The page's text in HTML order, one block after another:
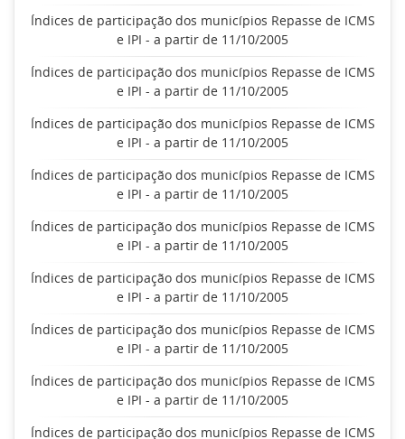
Índices de participação dos municípios Repasse de ICMS
e IPI - a partir de 11/10/2005
Índices de participação dos municípios Repasse de ICMS
e IPI - a partir de 11/10/2005
Índices de participação dos municípios Repasse de ICMS
e IPI - a partir de 11/10/2005
Índices de participação dos municípios Repasse de ICMS
e IPI - a partir de 11/10/2005
Índices de participação dos municípios Repasse de ICMS
e IPI - a partir de 11/10/2005
Índices de participação dos municípios Repasse de ICMS
e IPI - a partir de 11/10/2005
Índices de participação dos municípios Repasse de ICMS
e IPI - a partir de 11/10/2005
Índices de participação dos municípios Repasse de ICMS
e IPI - a partir de 11/10/2005
Índices de participação dos municípios Repasse de ICMS